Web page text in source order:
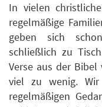
In vielen
regelmäßige
geben sich
schließlich zu
Verse aus der
viel zu wenig.
regelmäßigen